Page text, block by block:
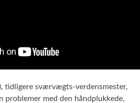
tidligere sværvægts-verdensmester,
problemer med den håndplukkede,